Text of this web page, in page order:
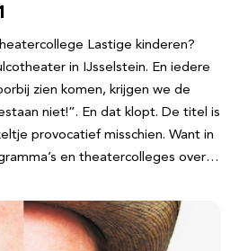
Lastige kinderen?
in IJsselstein. En iedere
zien komen, krijgen we de
niet!”. En dat klopt. De titel is
provocatief misschien. Want in
en theatercolleges over…